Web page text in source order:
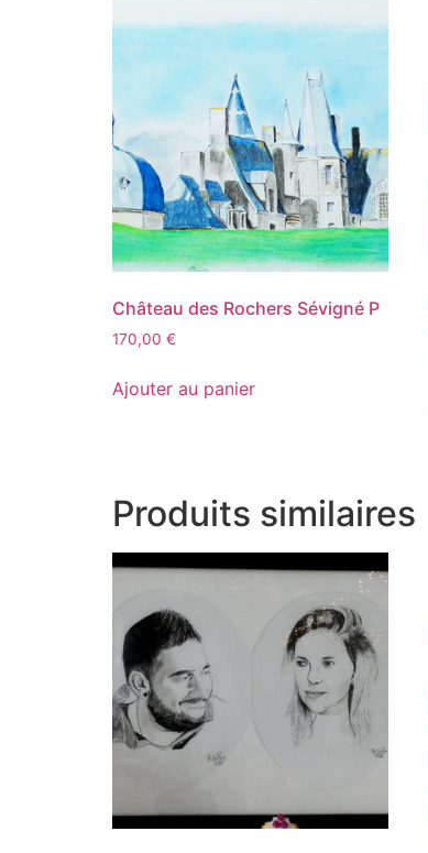
Château des Rochers Sévigné P
170,00 €
Ajouter au panier
Produits similaires